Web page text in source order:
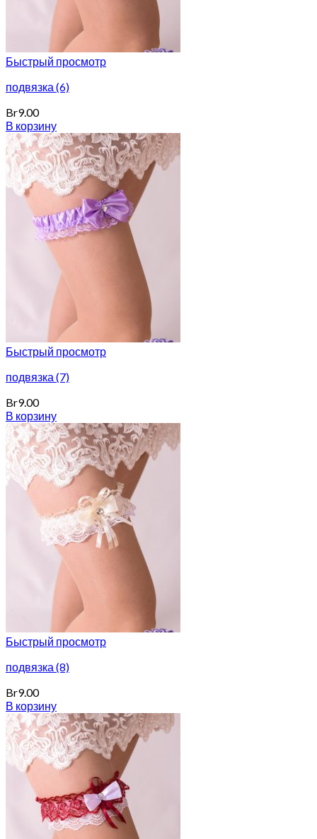
Быстрый просмотр
подвязка (6)
Br9.00
В корзину
Быстрый просмотр
подвязка (7)
Br9.00
В корзину
Быстрый просмотр
подвязка (8)
Br9.00
В корзину